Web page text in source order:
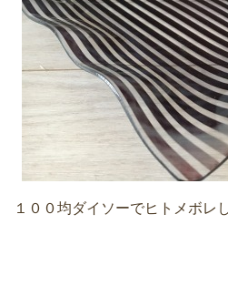
１００均ダイソーでヒトメボレ